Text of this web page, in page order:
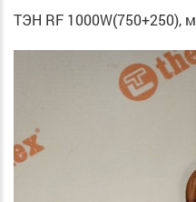
ТЭН RF 1000W(750+250),